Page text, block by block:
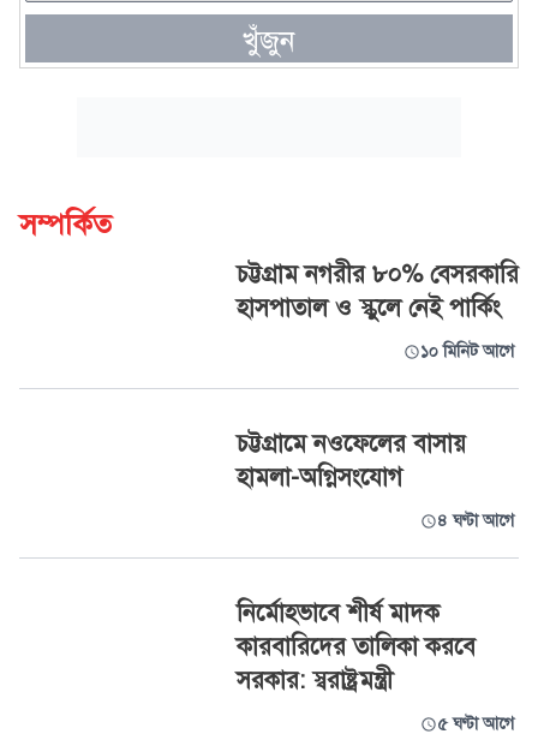
খুঁজুন
সম্পর্কিত
চট্টগ্রাম নগরীর ৮০% বেসরকারি
হাসপাতাল ও স্কুলে নেই পার্কিং
১০ মিনিট আগে
চট্টগ্রামে নওফেলের বাসায়
হামলা-অগ্নিসংযোগ
৪ ঘণ্টা আগে
নির্মোহভাবে শীর্ষ মাদক
কারবারিদের তালিকা করবে
সরকার: স্বরাষ্ট্রমন্ত্রী
৫ ঘণ্টা আগে